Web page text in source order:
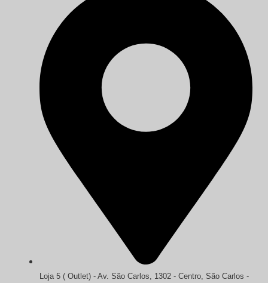
Loja 5 ( Outlet) - Av. São Carlos, 1302 - Centro, São Carlos -